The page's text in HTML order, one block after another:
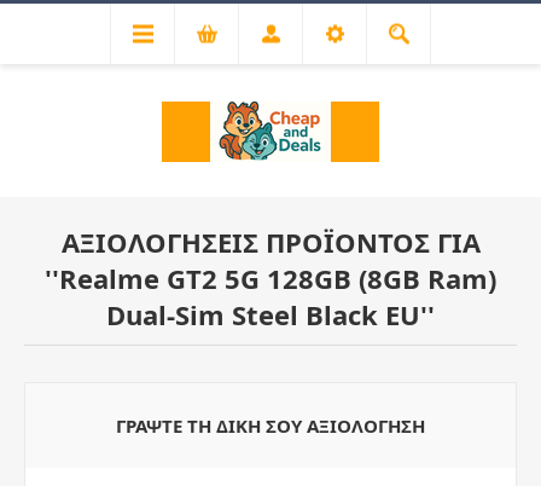
ΑΞΙΟΛΟΓΉΣΕΙΣ ΠΡΟΪΌΝΤΟΣ ΓΙΑ
Realme GT2 5G 128GB (8GB Ram)
Dual-Sim Steel Black EU
ΓΡΆΨΤΕ ΤΗ ΔΙΚΉ ΣΟΥ ΑΞΙΟΛΌΓΗΣΗ